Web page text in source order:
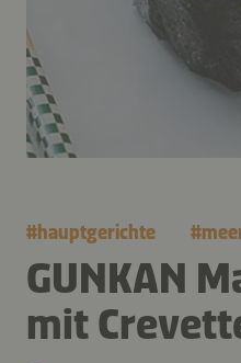
#hauptgerichte #
GUNKAN
mit